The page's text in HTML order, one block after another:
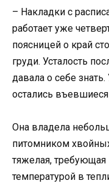
– Накладки с
работает уже
поясницей о край
груди. Усталость
давала о себе
остались
Она владела
питомником
тяжелая, требующая
температурой в